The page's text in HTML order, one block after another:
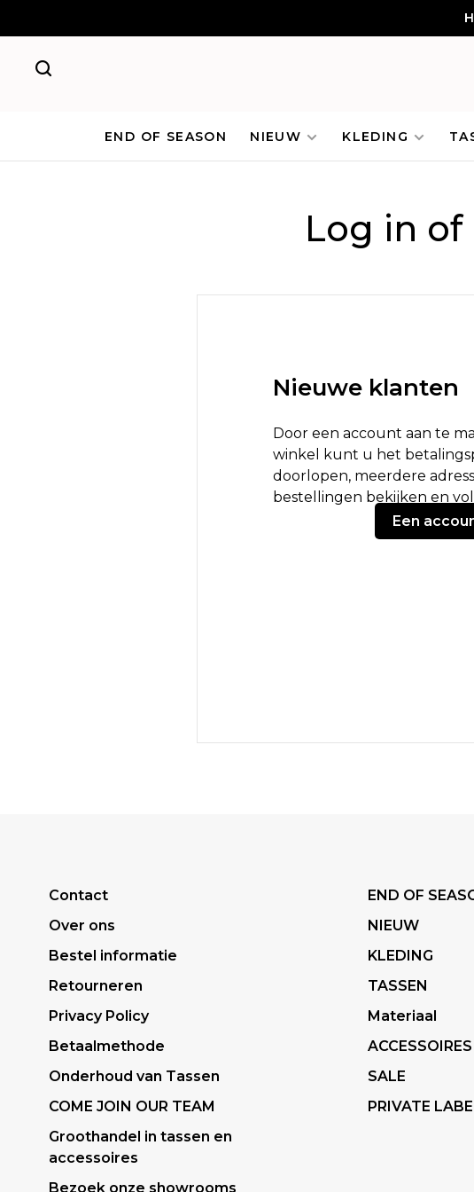
END OF SEASON NIEUW KLEDING
Log in
Nieuwe klanten
Door een account aan te
winkel kunt u het
doorlopen, meerdere
bestellingen bekijken en
Een
Contact
Over ons
Bestel informatie
Retourneren
Privacy Policy
Betaalmethode
Onderhoud van Tassen
COME JOIN OUR TEAM
Groothandel in tassen en
accessoires
Bezoek onze showrooms
END OF
NIEUW
KLEDING
TASSEN
Materiaal
ACCESSOIRES
SALE
PRIVATE